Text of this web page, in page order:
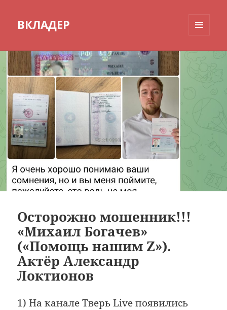
ВКЛАДЕР
Осторожно мошенник!!!
«Михаил Богачев»
(«Помощь нашим Z»).
Актёр Александр
Локтионов
1) На канале Тверь Live появились